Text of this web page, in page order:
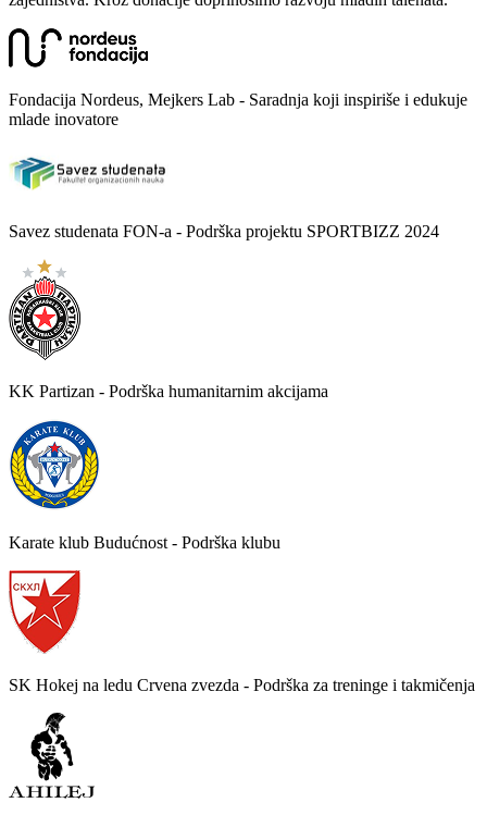
Fondacija Nordeus, Mejkers Lab - Saradnja koji inspiriše i edukuje
mlade inovatore
Savez studenata FON-a - Podrška projektu SPORTBIZZ 2024
KK Partizan - Podrška humanitarnim akcijama
Karate klub Budućnost - Podrška klubu
SK Hokej na ledu Crvena zvezda - Podrška za treninge i takmičenja